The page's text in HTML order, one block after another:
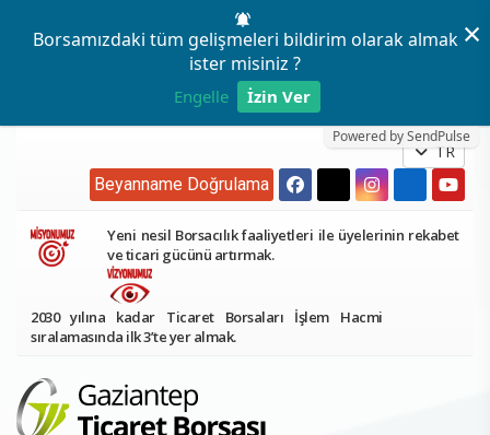
Borsamızdaki tüm gelişmeleri bildirim olarak almak
ister misiniz ?
Engelle İzin Ver
Powered by SendPulse
×
TR
Beyanname Doğrulama
Yeni nesil Borsacılık faaliyetleri ile üyelerinin rekabet
ve ticari gücünü artırmak.
2030 yılına kadar Ticaret Borsaları İşlem Hacmi
sıralamasında ilk 3’te yer almak.